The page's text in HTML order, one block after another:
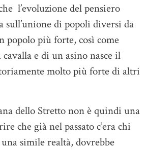
l’evoluzione del pensiero
sull’unione di popoli diversi da
popolo più forte, così come
e di un asino nasce il
molto più forte di altri
dello Stretto non è quindi una
che già nel passato c’era chi
simile realtà, dovrebbe